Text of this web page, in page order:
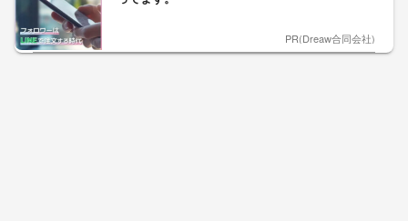
PR(Dreaw合同会社)